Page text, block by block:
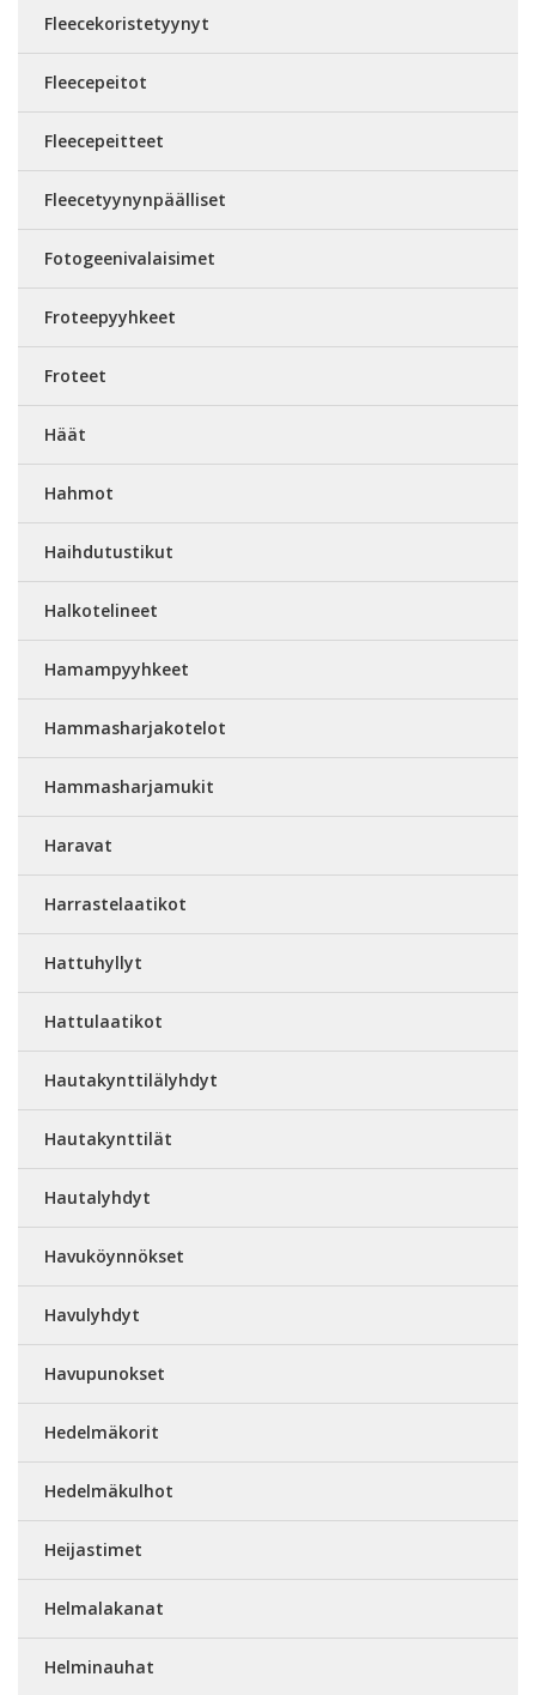
Fleecekoristetyynyt
Fleecepeitot
Fleecepeitteet
Fleecetyynynpäälliset
Fotogeenivalaisimet
Froteepyyhkeet
Froteet
Häät
Hahmot
Haihdutustikut
Halkotelineet
Hamampyyhkeet
Hammasharjakotelot
Hammasharjamukit
Haravat
Harrastelaatikot
Hattuhyllyt
Hattulaatikot
Hautakynttilälyhdyt
Hautakynttilät
Hautalyhdyt
Havuköynnökset
Havulyhdyt
Havupunokset
Hedelmäkorit
Hedelmäkulhot
Heijastimet
Helmalakanat
Helminauhat